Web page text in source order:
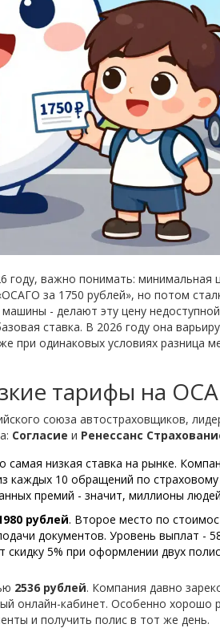
важно понимать: минимальная
за 1750 рублей», но потом
- делают эту цену
ставка. В 2026 году она
при одинаковых условиях разница
тарифы на
союза автостраховщиков,
Согласие и Ренессанс
самая низкая ставка на рынке.
каждых 10 обращений по
премий - значит, миллионы
рублей. Второе место по
документов. Уровень выплат -
скидку 5% при оформлении двух
2536 рублей. Компания давно
онлайн-кабинет. Особенно хорошо
и получить полис в тот же день.